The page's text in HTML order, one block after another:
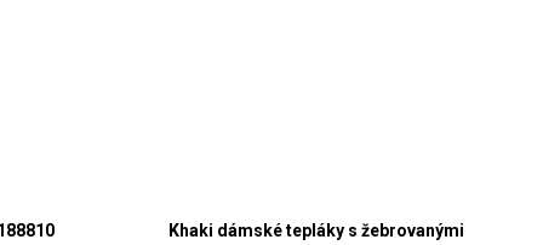
Khaki dámské tepláky s žebrovanými